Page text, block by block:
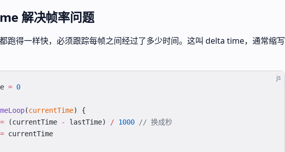
解决帧率问题
跑得一样快，必须跟踪每帧之间经过了多少时间。这叫 delta time，通常缩写
js
= 0
(currentTime) {
= (currentTime - lastTime) / 1000 // 换成秒
= currentTime